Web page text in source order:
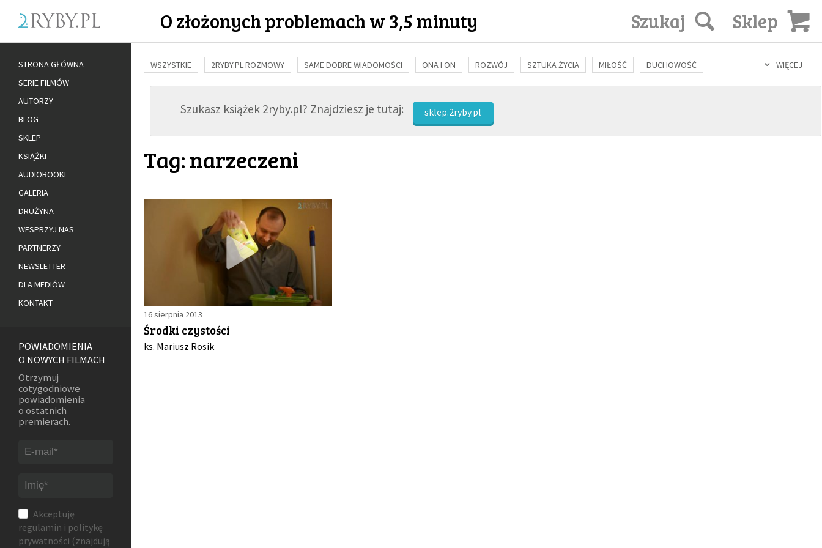
O złożonych problemach w 3,5 minuty Sklep
Szukaj
WIĘCEJ
WSZYSTKIE 2RYBY.PL ROZMOWY SAME DOBRE WIADOMOŚCI ONA I ON ROZWÓJ SZTUKA ŻYCIA MIŁOŚĆ DUCHOWOŚĆ
BUDOWANIE WIĘZI RODZINA NAUKA BIBLIA KOBIETA MĘŻCZYZNA RELIGIE FILOZOFIA KULTURA ŚWIĘCI SEKS IN VITRO
ADOPCJASzukasz książek 2ryby.pl? Znajdziesz je tutaj: sklep.2ryby.pl
Tag: narzeczeni
16 sierpnia 2013
Środki czystości
ks. Mariusz Rosik
STRONA GŁÓWNA
SERIE FILMÓW
AUTORZY
BLOG
SKLEP
KSIĄŻKI
AUDIOBOOKI
GALERIA
DRUŻYNA
WESPRZYJ NAS
PARTNERZY
NEWSLETTER
DLA MEDIÓW
KONTAKT
POWIADOMIENIA
O NOWYCH FILMACH
Otrzymuj
cotygodniowe
powiadomienia
o ostatnich
premierach.
Akceptuję
regulamin i politykę
prywatności (znajdują